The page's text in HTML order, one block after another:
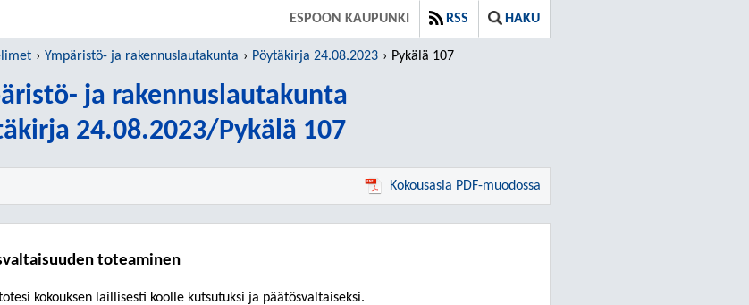
ESPOON KAUPUNKI RSS HAKU
Ympäristö- ja rakennuslautakunta Pöytäkirja 24.08.2023 Pykälä 107
ja rakennuslautakunta
24.08.2023/Pykälä 107
Kokousasia PDF-muodossa
toteaminen
kokouksen laillisesti koolle kutsutuksi ja päätösvaltaiseksi.